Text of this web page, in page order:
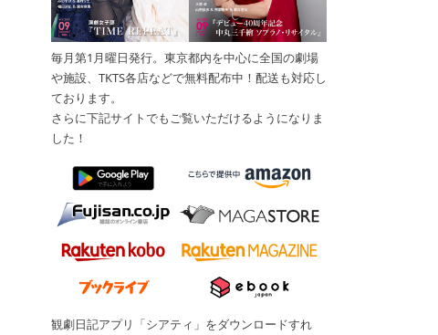
毎月第1月曜日発行。東京都内を中心に全国の劇場
や施設、TKTS各店などで無料配布中！配送も対応し
ております。
さらに下記サイトでもご覧いただけるようになりま
した！
観劇日記アプリ「シアティ」をダウンロードすれ